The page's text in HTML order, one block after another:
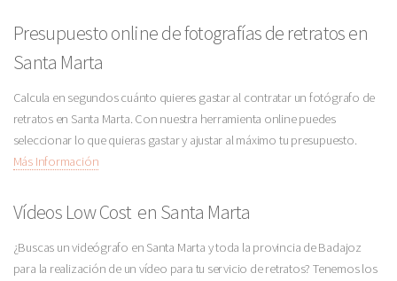
Presupuesto online de fotografías de retratos en
Santa Marta
Calcula en segundos cuánto quieres gastar al contratar un fotógrafo de
retratos en Santa Marta. Con nuestra herramienta online puedes
seleccionar lo que quieras gastar y ajustar al máximo tu presupuesto.
Más Información
Vídeos Low Cost en Santa Marta
¿Buscas un videógrafo en Santa Marta y toda la provincia de Badajoz
para la realización de un vídeo para tu servicio de retratos? Tenemos los